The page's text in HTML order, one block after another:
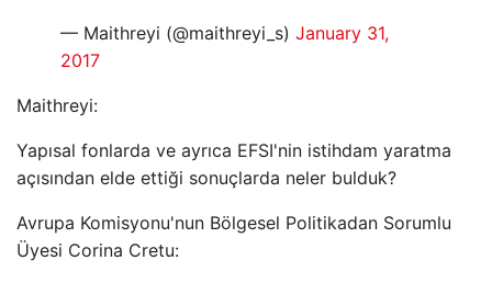
— Maithreyi (@maithreyi_s) January 31,
2017
Maithreyi:
Yapısal fonlarda ve ayrıca EFSI'nin istihdam yaratma
açısından elde ettiği sonuçlarda neler bulduk?
Avrupa Komisyonu'nun Bölgesel Politikadan Sorumlu
Üyesi Corina Cretu: